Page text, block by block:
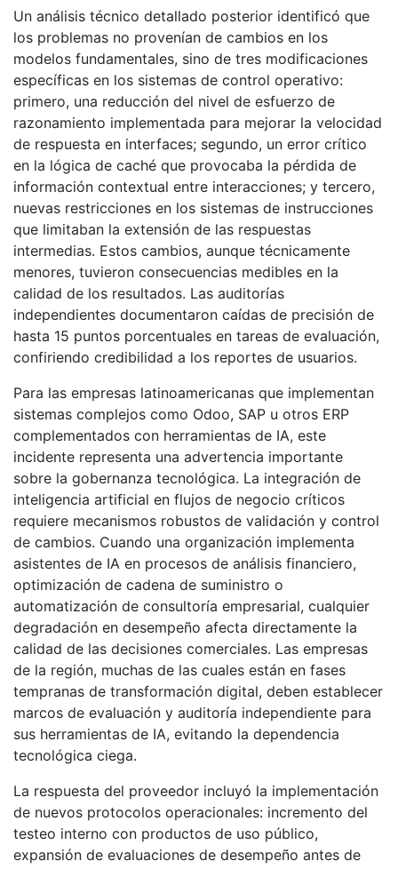
Un análisis técnico detallado posterior identificó que
los problemas no provenían de cambios en los
modelos fundamentales, sino de tres modificaciones
específicas en los sistemas de control operativo:
primero, una reducción del nivel de esfuerzo de
razonamiento implementada para mejorar la velocidad
de respuesta en interfaces; segundo, un error crítico
en la lógica de caché que provocaba la pérdida de
información contextual entre interacciones; y tercero,
nuevas restricciones en los sistemas de instrucciones
que limitaban la extensión de las respuestas
intermedias. Estos cambios, aunque técnicamente
menores, tuvieron consecuencias medibles en la
calidad de los resultados. Las auditorías
independientes documentaron caídas de precisión de
hasta 15 puntos porcentuales en tareas de evaluación,
confiriendo credibilidad a los reportes de usuarios.
Para las empresas latinoamericanas que implementan
sistemas complejos como Odoo, SAP u otros ERP
complementados con herramientas de IA, este
incidente representa una advertencia importante
sobre la gobernanza tecnológica. La integración de
inteligencia artificial en flujos de negocio críticos
requiere mecanismos robustos de validación y control
de cambios. Cuando una organización implementa
asistentes de IA en procesos de análisis financiero,
optimización de cadena de suministro o
automatización de consultoría empresarial, cualquier
degradación en desempeño afecta directamente la
calidad de las decisiones comerciales. Las empresas
de la región, muchas de las cuales están en fases
tempranas de transformación digital, deben establecer
marcos de evaluación y auditoría independiente para
sus herramientas de IA, evitando la dependencia
tecnológica ciega.
La respuesta del proveedor incluyó la implementación
de nuevos protocolos operacionales: incremento del
testeo interno con productos de uso público,
expansión de evaluaciones de desempeño antes de